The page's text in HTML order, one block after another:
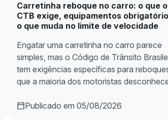
Carretinha reboque no carro: o que o
CTB exige, equipamentos
o que muda no limite de velocidade
Engatar uma carretinha no carro parece
simples, mas o Código de Trânsito
tem exigências específicas para
que a maioria dos motoristas
Publicado em 05/08/2026